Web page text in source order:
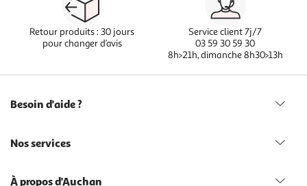
Retour produits : 30 jours
pour changer d’avis
Service client 7j/7
03 59 30 59 30
8h>21h, dimanche 8h30>13h
Besoin d'aide ?
Nos services
À propos d'Auchan